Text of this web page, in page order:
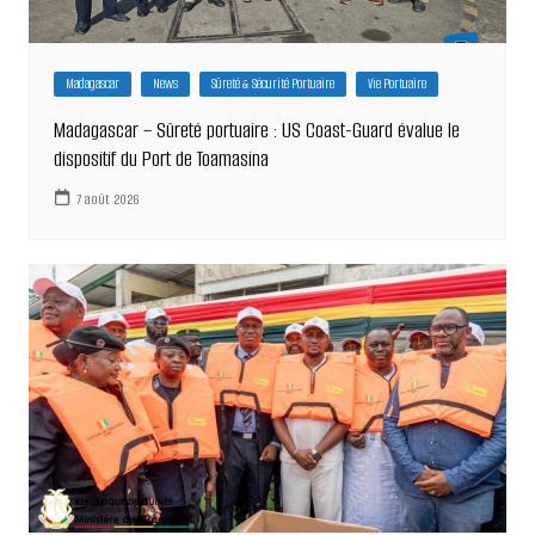
Madagascar News Sûreté & Sécurité Portuaire Vie Portuaire
Madagascar – Sûreté portuaire : US Coast-Guard évalue le
dispositif du Port de Toamasina
7 août 2026